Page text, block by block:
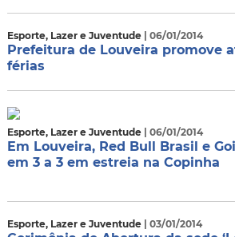
Esporte, Lazer e Juventude | 06/01/2014
Prefeitura de Louveira promove
férias
Esporte, Lazer e Juventude | 06/01/2014
Em Louveira, Red Bull Brasil e
em 3 a 3 em estreia na Copinha
Esporte, Lazer e Juventude | 03/01/2014